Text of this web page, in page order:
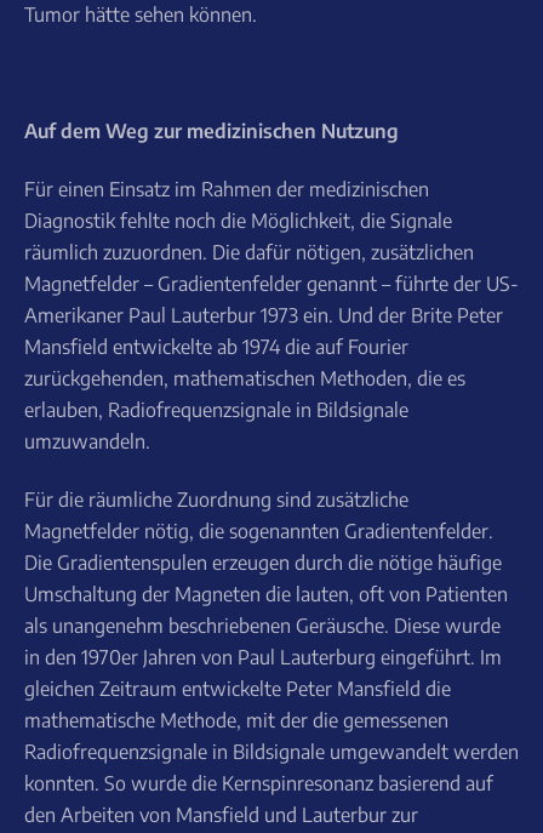
Tumor hätte sehen können.
Auf dem Weg zur medizinischen Nutzung
Für einen Einsatz im Rahmen der medizinischen
Diagnostik fehlte noch die Möglichkeit, die Signale
räumlich zuzuordnen. Die dafür nötigen, zusätzlichen
Magnetfelder – Gradientenfelder genannt – führte der US-
Amerikaner Paul Lauterbur 1973 ein. Und der Brite Peter
Mansfield entwickelte ab 1974 die auf Fourier
zurückgehenden, mathematischen Methoden, die es
erlauben, Radiofrequenzsignale in Bildsignale
umzuwandeln.
Für die räumliche Zuordnung sind zusätzliche
Magnetfelder nötig, die sogenannten Gradientenfelder.
Die Gradientenspulen erzeugen durch die nötige häufige
Umschaltung der Magneten die lauten, oft von Patienten
als unangenehm beschriebenen Geräusche. Diese wurde
in den 1970er Jahren von Paul Lauterburg eingeführt. Im
gleichen Zeitraum entwickelte Peter Mansfield die
mathematische Methode, mit der die gemessenen
Radiofrequenzsignale in Bildsignale umgewandelt werden
konnten. So wurde die Kernspinresonanz basierend auf
den Arbeiten von Mansfield und Lauterbur zur